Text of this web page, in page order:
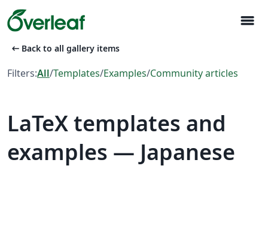
menu
arrow_left_alt Back to all gallery items
Filters:All/Templates/Examples/Community articles
LaTeX templates and
examples — Japanese